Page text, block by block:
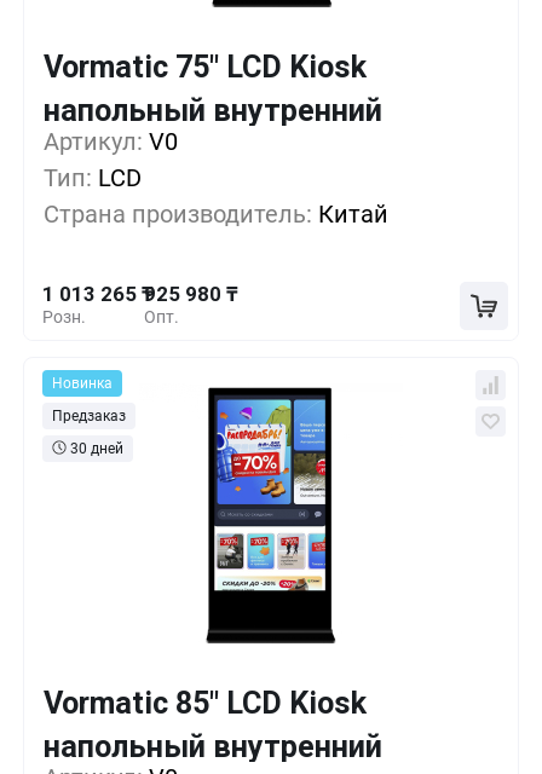
Vormatic 75" LCD Kiosk
напольный внутренний
Артикул: V0
Тип: LCD
Страна производитель: Китай
Розн.
1 013 265 ₸
Опт.
925 980 ₸
1+ 0%
5+
10+ -10%
Новинка
Предзаказ
30 дней
Vormatic 85" LCD Kiosk
напольный внутренний
1+ 0%